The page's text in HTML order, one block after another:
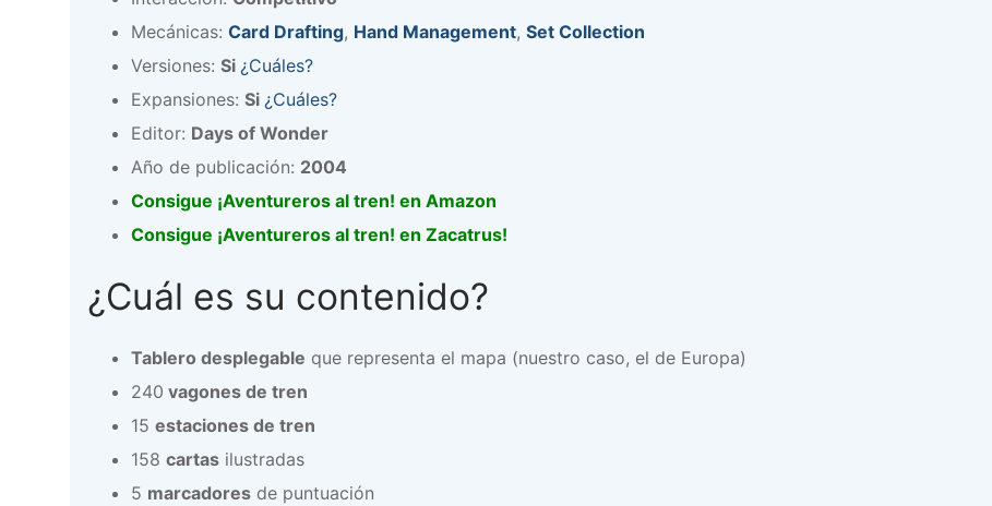
Mecánicas: Card Drafting, Hand Management, Set Collection
Versiones: Si ¿Cuáles?
Expansiones: Si ¿Cuáles?
Editor: Days of Wonder
Año de publicación: 2004
Consigue ¡Aventureros al tren! en Amazon
Consigue ¡Aventureros al tren! en Zacatrus!
¿Cuál es su contenido?
Tablero desplegable que representa el mapa (nuestro caso, el de Europa)
240 vagones de tren
15 estaciones de tren
158 cartas ilustradas
5 marcadores de puntuación